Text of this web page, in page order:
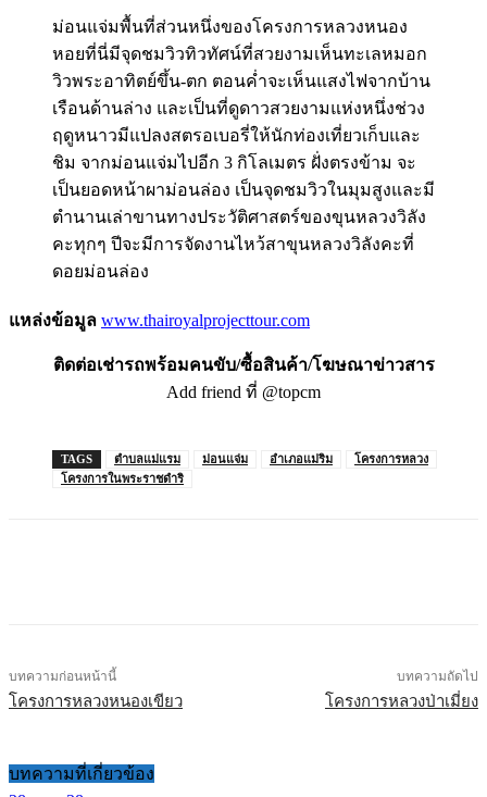
ม่อนแจ่มพื้นที่ส่วนหนึ่งของโครงการหลวงหนอง
หอยที่นี่มีจุดชมวิวทิวทัศน์ที่สวยงามเห็นทะเลหมอก
วิวพระอาทิตย์ขึ้น-ตก ตอนค่ำจะเห็นแสงไฟจากบ้าน
เรือนด้านล่าง และเป็นที่ดูดาวสวยงามแห่งหนึ่งช่วง
ฤดูหนาวมีแปลงสตรอเบอรี่ให้นักท่องเที่ยวเก็บและ
ชิม จากม่อนแจ่มไปอีก 3 กิโลเมตร ฝั่งตรงข้าม จะ
เป็นยอดหน้าผาม่อนล่อง เป็นจุดชมวิวในมุมสูงและมี
ตำนานเล่าขานทางประวัติศาสตร์ของขุนหลวงวิลัง
คะทุกๆ ปีจะมีการจัดงานไหว้สาขุนหลวงวิลังคะที่
ดอยม่อนล่อง
แหล่งข้อมูล www.thairoyalprojecttour.com
ติดต่อเช่ารถพร้อมคนขับ/ซื้อสินค้า/โฆษณาข่าวสาร
Add friend ที่ @topcm
TAGS ตำบลแม่แรม ม่อนแจ่ม อำเภอแม่ริม
โครงการหลวง
โครงการในพระราชดำริ
บทความก่อนหน้านี้
โครงการหลวงหนองเขียว
บทความถัดไป
โครงการหลวงป่าเมี่ยง
บทความที่เกี่ยวข้อง